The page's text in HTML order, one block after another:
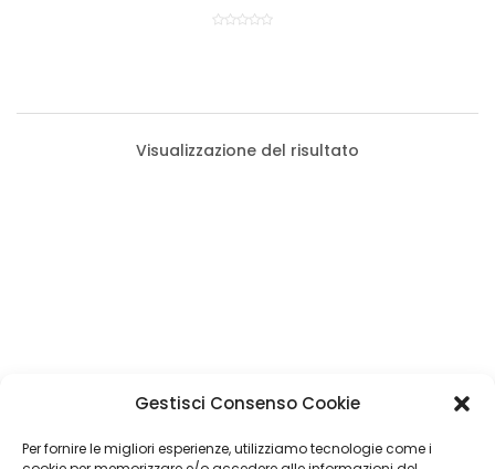
Gestisci Consenso Cookie
Per fornire le migliori esperienze, utilizziamo tecnologie come i
Visualizzazione del risultato
Categorie Prodotti
Filtro Prezzo